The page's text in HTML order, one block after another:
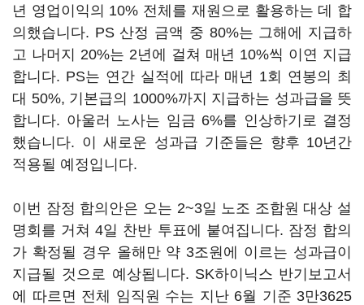
년 영업이익의 10% 전체를 재원으로 활용하는 데 합
의했습니다. PS 산정 금액 중 80%는 그해에 지급하
고 나머지 20%는 2년에 걸쳐 매년 10%씩 이연 지급
합니다. PS는 연간 실적에 따라 매년 1회 연봉의 최
대 50%, 기본급의 1000%까지 지급하는 성과급을 뜻
합니다. 아울러 노사는 임금 6%를 인상하기로 결정
했습니다. 이 새로운 성과급 기준들은 향후 10년간
적용될 예정입니다.
이번 잠정 합의안은 오는 2~3일 노조 조합원 대상 설
명회를 거쳐 4일 찬반 투표에 붙여집니다. 잠정 합의
가 확정될 경우 올해만 약 3조원에 이르는 성과급이
지급될 것으로 예상됩니다. SK하이닉스 반기보고서
에 따르면 전체 임직원 수는 지난 6월 기준 3만3625